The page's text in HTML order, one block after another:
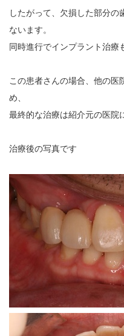
したがって、欠損した部分の
ないます。
同時進行でインプラント治療
この患者さんの場合、他の医
め、
最終的な治療は紹介元の医院
治療後の写真です